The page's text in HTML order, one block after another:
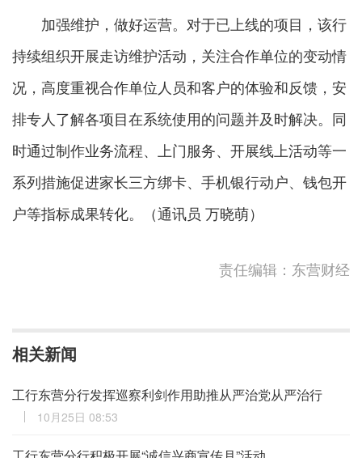
加强维护，做好运营。对于已上线的项目，该行
持续组织开展走访维护活动，关注合作单位的变动情
况，高度重视合作单位人员和客户的体验和反馈，安
排专人了解各项目在系统使用的问题并及时解决。同
时通过制作业务流程、上门服务、开展线上活动等一
系列措施促进家长三方绑卡、手机银行动户、钱包开
户等指标成果转化。（通讯员 万晓萌）
责任编辑：东营财经
相关新闻
工行东营分行发挥巡察利剑作用助推从严治党从严治行
10月25日 08:53